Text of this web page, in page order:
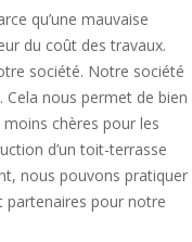
qu’une mauvaise
du coût des travaux.
société. Notre société
nous permet de bien
chères pour les
d’un toit-terrasse
nous pouvons pratiquer
partenaires pour notre